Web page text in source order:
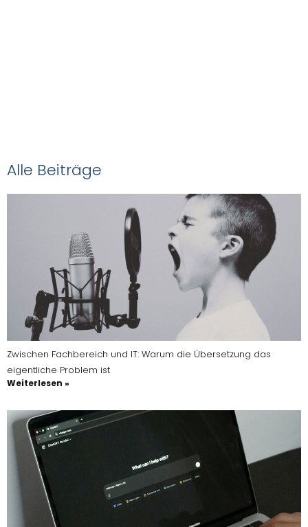
Alle Beiträge
Zwischen Fachbereich und IT: Warum die Übersetzung das
eigentliche Problem ist
Weiterlesen »